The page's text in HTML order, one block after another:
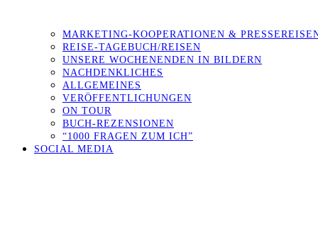
MARKETING-KOOPERATIONEN &
REISE-TAGEBUCH/REISEN
UNSERE WOCHENENDEN IN BILDERN
NACHDENKLICHES
ALLGEMEINES
VERÖFFENTLICHUNGEN
ON TOUR
BUCH-REZENSIONEN
“1000 FRAGEN ZUM ICH”
SOCIAL MEDIA